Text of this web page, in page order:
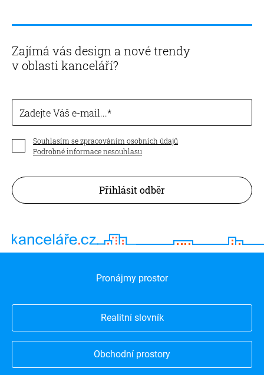
Zajímá vás design a nové trendy
v oblasti kanceláří?
Zadejte Váš e-mail...
Souhlasím se zpracováním osobních údajů
Podrobné informace nesouhlasu
Přihlásit odběr
Pronájmy prostor
Realitní slovník
Obchodní prostory